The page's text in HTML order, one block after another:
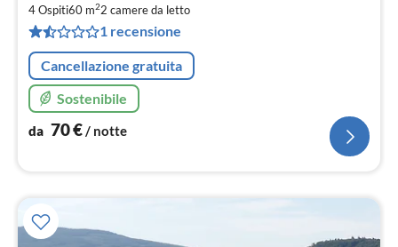
4 Ospiti60 m22 camere da letto
1 recensione
Cancellazione gratuita
Sostenibile
da 70€/ notte